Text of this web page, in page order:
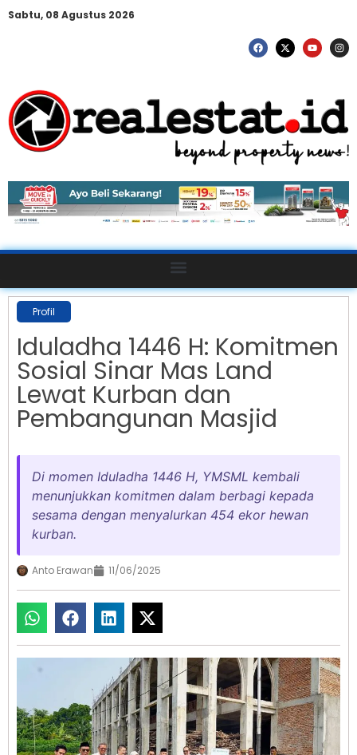
Sabtu, 08 Agustus 2026
Profil
Iduladha 1446 H: Komitmen
Sosial Sinar Mas Land
Lewat Kurban dan
Pembangunan Masjid
Di momen Iduladha 1446 H, YMSML kembali
menunjukkan komitmen dalam berbagi kepada
sesama dengan menyalurkan 454 ekor hewan
kurban.
Anto Erawan 11/06/2025